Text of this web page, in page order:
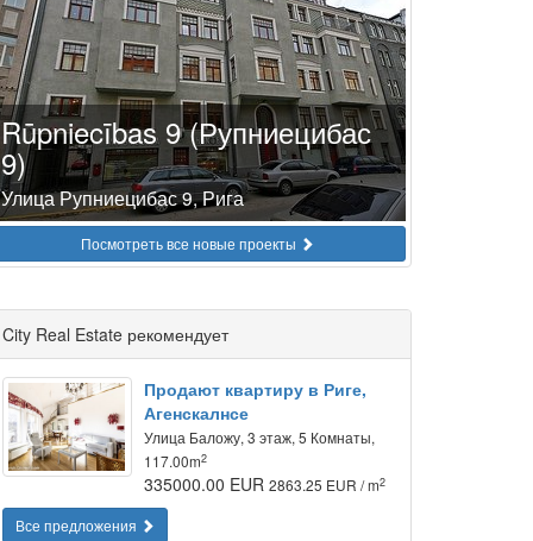
Rūpniecības 9 (Рупниецибас
9)
Улица Рупниецибас 9, Рига
Посмотреть все новые проекты
City Real Estate рекомендует
Продают квартиру в Риге,
Агенскалнсе
Улица Баложу, 3 этаж, 5 Комнаты,
117.00m2
335000.00 EUR2863.25 EUR / m2
Все предложения